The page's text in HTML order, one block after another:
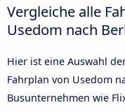
Vergleiche alle
Usedom nach
Hier ist eine Auswahl
Fahrplan von Usedom
Busunternehmen wie